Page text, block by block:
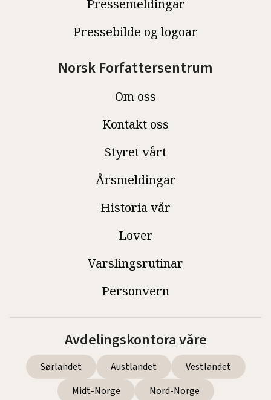
Pressemeldingar
Pressebilde og logoar
Norsk Forfattersentrum
Om oss
Kontakt oss
Styret vårt
Årsmeldingar
Historia vår
Lover
Varslingsrutinar
Personvern
Avdelingskontora våre
Sørlandet Austlandet
Vestlandet
Midt-Norge
Nord-Norge